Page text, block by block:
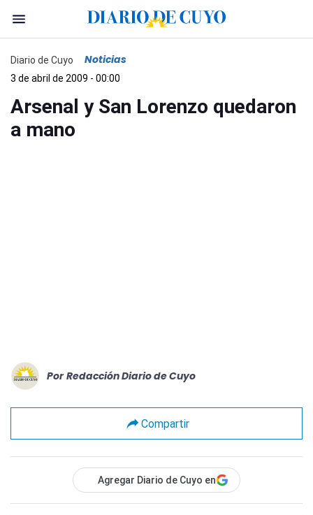
Diario de Cuyo Noticias
3 de abril de 2009 - 00:00
Arsenal y San Lorenzo quedaron
a mano
Por Redacción Diario de Cuyo
Compartir
Agregar Diario de Cuyo en